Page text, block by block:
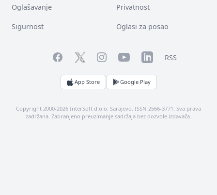
Oglašavanje Privatnost
Sigurnost Oglasi za posao
FacebookTwitterInstagramYouTubeLinkedInRSS
App Store Google Play
Copyright 2000-2026 InterSoft d.o.o. Sarajevo. ISSN 2566-3771. Sva prava
zadržana. Zabranjeno preuzimanje sadržaja bez dozvole izdavača.